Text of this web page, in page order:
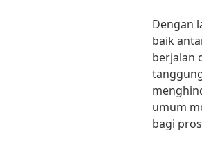
Dengan
baik
berjalan
umum
bagi